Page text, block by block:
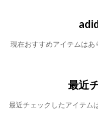
現在おすすめアイテムはあ
最近
最近チェックしたアイテム